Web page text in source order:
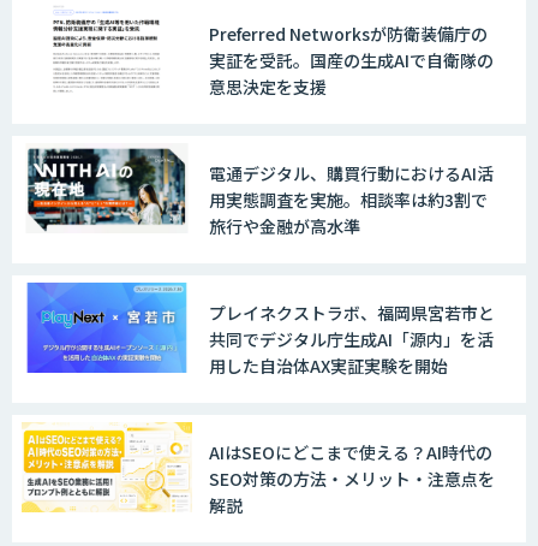
JAPAN AI SALES
JAPAN AI MARKETING
ントが自動処理します 『Knowfa（ノウ
ファ）受注AIエージェント』
データ構造化ソリューション「DX-laei」
Preferred Networksが防衛装備庁の
実証を受託。国産の生成AIで自衛隊の
意思決定を支援
電通デジタル、購買行動におけるAI活
用実態調査を実施。相談率は約3割で
旅行や金融が高水準
プレイネクストラボ、福岡県宮若市と
共同でデジタル庁生成AI「源内」を活
用した自治体AX実証実験を開始
AIはSEOにどこまで使える？AI時代の
SEO対策の方法・メリット・注意点を
解説